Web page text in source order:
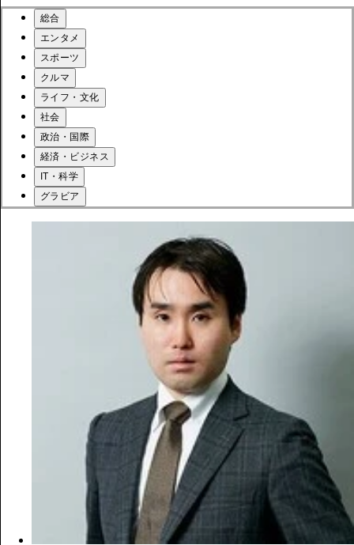
総合
エンタメ
スポーツ
クルマ
ライフ・文化
社会
政治・国際
経済・ビジネス
IT・科学
グラビア